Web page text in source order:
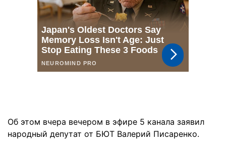
Об этом вчера вечером в эфире 5 канала заявил
народный депутат от БЮТ Валерий Писаренко.